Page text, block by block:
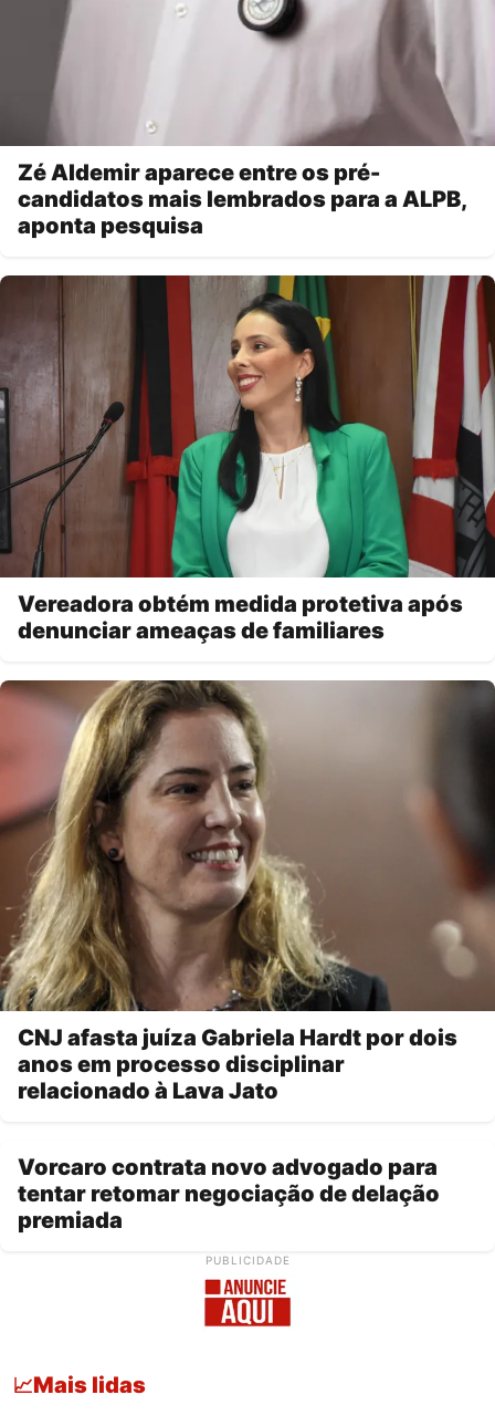
Zé Aldemir aparece entre os pré-
candidatos mais lembrados para a ALPB,
aponta pesquisa
Vereadora obtém medida protetiva após
denunciar ameaças de familiares
CNJ afasta juíza Gabriela Hardt por dois
anos em processo disciplinar
relacionado à Lava Jato
Vorcaro contrata novo advogado para
tentar retomar negociação de delação
premiada
PUBLICIDADE
📈Mais lidas